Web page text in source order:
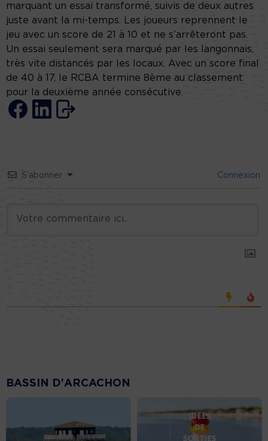
marquant un essai transformé, suivis de deux autres
juste avant la mi-temps. Les joueurs reprennent le
jeu avec un score de 21 à 10 et ne s’arrêteront pas.
Un essai seulement sera marqué par les langonnais,
très vite distancés par les locaux. Avec un score final
de 40 à 17, le RCBA termine 8ème au classement
pour la deuxième année consécutive.
S’abonner Connexion
BASSIN D'ARCACHON